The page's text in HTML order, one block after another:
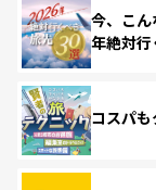
今、こ
年絶対
コスパ